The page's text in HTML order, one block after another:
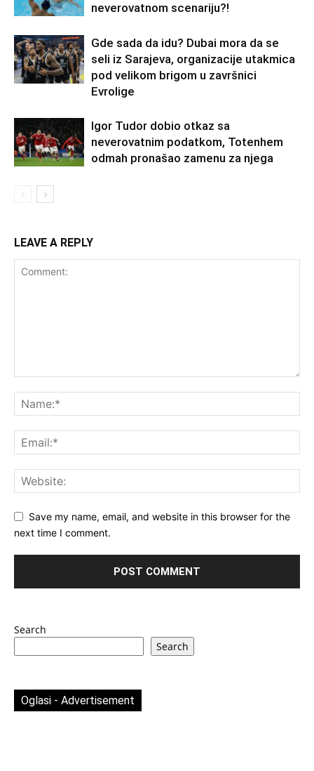
neverovatnom scenariju?!
Gde sada da idu? Dubai mora da se
seli iz Sarajeva, organizacije utakmica
pod velikom brigom u završnici
Evrolige
Igor Tudor dobio otkaz sa
neverovatnim podatkom, Totenhem
odmah pronašao zamenu za njega
LEAVE A REPLY
Save my name, email, and website in this browser for the
next time I comment.
Search
Search
Oglasi - Advertisement